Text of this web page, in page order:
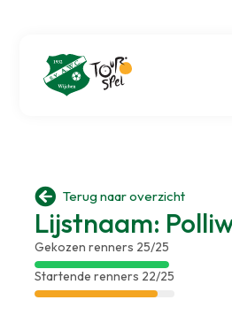
 Terug naar overzicht
Lijstnaam:
Gekozen renners 25/25
Startende renners 22/25